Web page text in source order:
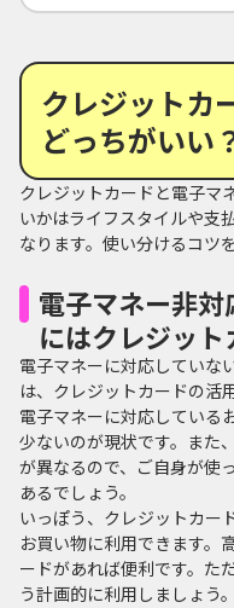
クレジットカ
どっちがいい
クレジットカードと電子マ
いかはライフスタイルや支
なります。使い分けるコツ
電子マネー非
にはクレジット
電子マネーに対応していな
は、クレジットカードの活
電子マネーに対応している
少ないのが現状です。また
が異なるので、ご自身が使
あるでしょう。
いっぽう、クレジットカー
お買い物に利用できます。
ードがあれば便利です。た
う計画的に利用しましょう。